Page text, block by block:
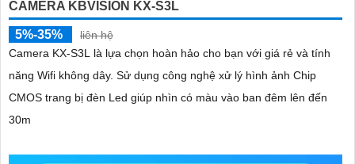
CAMERA KBVISION KX-S3L
5%-35%
liên hệ
Camera KX-S3L là lựa chọn hoàn hảo cho bạn với giá rẻ và tính
năng Wifi không dây. Sử dụng công nghệ xử lý hình ảnh Chip
CMOS trang bị đèn Led giúp nhìn có màu vào ban đêm lên đến
30m